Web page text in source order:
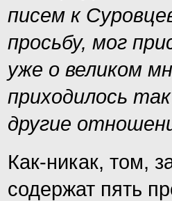
писем к
просьбу, мог
уже о великом
приходилось
другие
Как-никак, том,
содержат пять